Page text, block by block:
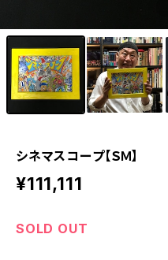
シネマスコープ【ＳＭ】
¥111,111
SOLD OUT